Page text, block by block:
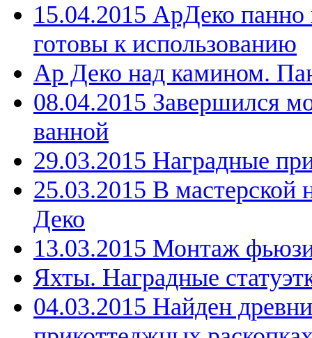
15.04.2015 АрДеко
готовы к использованию
Ар Деко над камином.
08.04.2015 Завершился
ванной
29.03.2015 Наградные
25.03.2015 В мастерской
Деко
13.03.2015 Монтаж
Яхты. Наградные
04.03.2015 Найден